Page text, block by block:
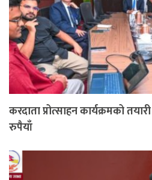
करदाता प्रोत्साहन कार्यक्रमको
रुपैयाँ